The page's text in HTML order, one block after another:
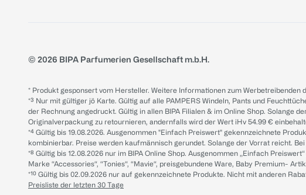
© 2026 BIPA Parfumerien Gesellschaft m.b.H.
* Produkt gesponsert vom Hersteller. Weitere Informationen zum Werbetreibenden
*³ Nur mit gültiger jö Karte. Gültig auf alle PAMPERS Windeln, Pants und
der Rechnung angedruckt. Gültig in allen BIPA Filialen & im Online Shop. Solange
Originalverpackung zu retournieren, andernfalls wird der Wert iHv 54.99 €
*⁴ Gültig bis 19.08.2026. Ausgenommen "Einfach Preiswert" gekennzeichnete
kombinierbar. Preise werden kaufmännisch gerundet. Solange der Vorrat reicht.
*⁸ Gültig bis 12.08.2026 nur im BIPA Online Shop. Ausgenommen „Einfach
Marke “Accessories“, “Tonies“, “Mavie“, preisgebundene Ware, Baby Premium-
*¹⁰ Gültig bis 02.09.2026 nur auf gekennzeichnete Produkte. Nicht mit anderen
Preisliste der letzten 30 Tage